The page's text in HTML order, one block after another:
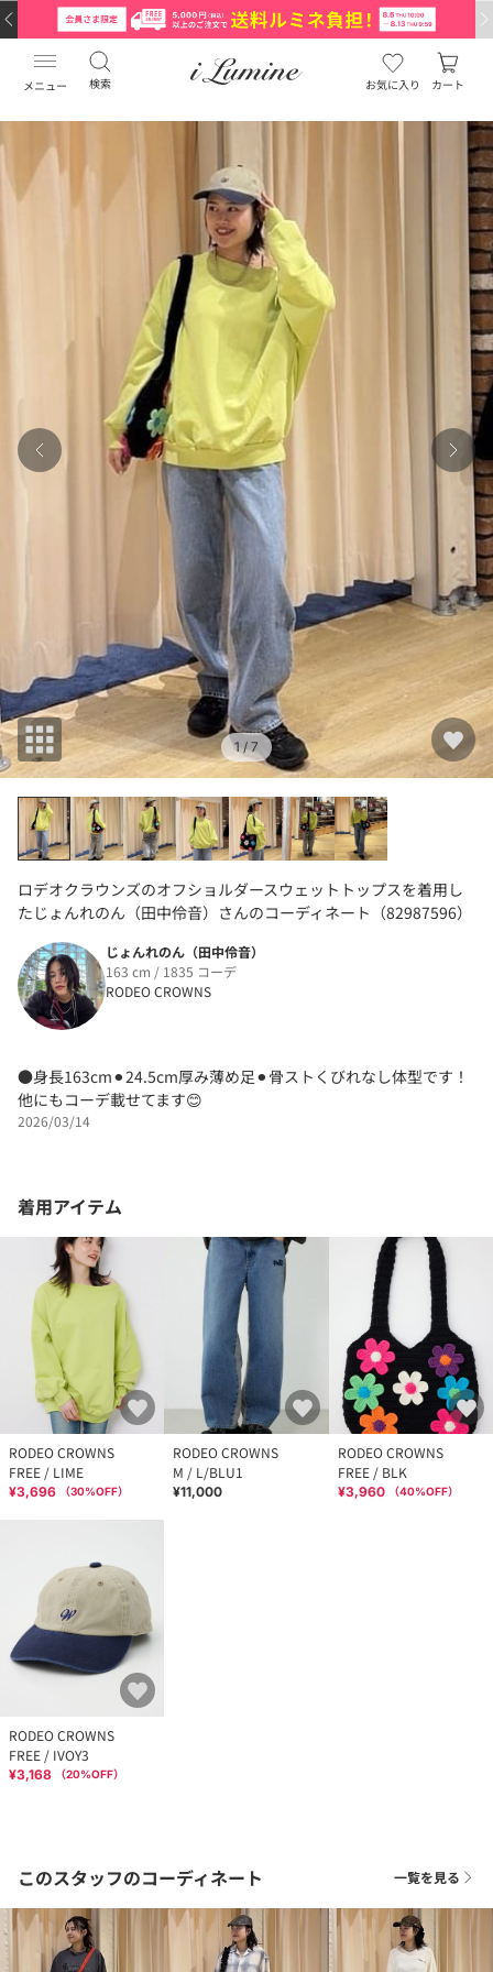
メニュー 検索 お気に入り カート
1/ 7
ロデオクラウンズのオフショルダースウェットトップスを着用し
たじょんれのん（田中伶音）さんのコーディネート（82987596）
じょんれのん（田中伶音）
163 cm / 1835 コーデ
RODEO CROWNS
●身長163cm⚫︎24.5cm厚み薄め足⚫︎骨ストくびれなし体型です！
他にもコーデ載せてます😊
2026/03/14
着用アイテム
RODEO CROWNS
FREE / LIME
¥3,696 （30%OFF）
RODEO CROWNS
M / L/BLU1
¥11,000
RODEO CROWNS
FREE / BLK
¥3,960 （40%OFF）
RODEO CROWNS
FREE / IVOY3
¥3,168 （20%OFF）
このスタッフのコーディネート 一覧を見る